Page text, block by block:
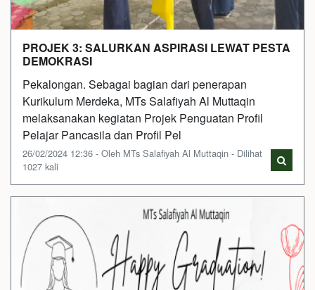
PROJEK 3: SALURKAN ASPIRASI LEWAT PESTA
DEMOKRASI
Pekalongan. Sebagai bagian dari penerapan
Kurikulum Merdeka, MTs Salafiyah Al Muttaqin
melaksanakan kegiatan Projek Penguatan Profil
Pelajar Pancasila dan Profil Pel
26/02/2024 12:36 - Oleh MTs Salafiyah Al Muttaqin - Dilihat
1027 kali